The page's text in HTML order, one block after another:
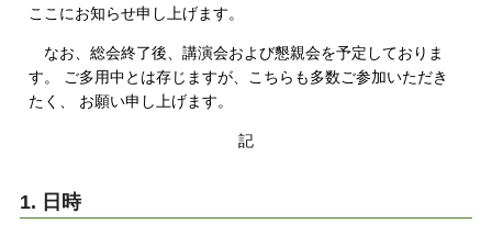
ここにお知らせ申し上げます。
なお、総会終了後、講演会および懇親会を予定しておりま
す。 ご多用中とは存じますが、こちらも多数ご参加いただき
たく、 お願い申し上げます。
記
1. 日時